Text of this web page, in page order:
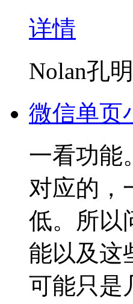
详情
Nolan孔明
微信单页
一看功能
对应的，
低。所以
能以及这
可能只是